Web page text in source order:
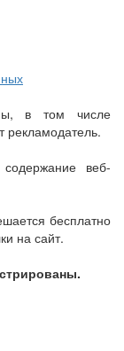
в том числе
рекламодатель.
веб-
бесплатно
на сайт.